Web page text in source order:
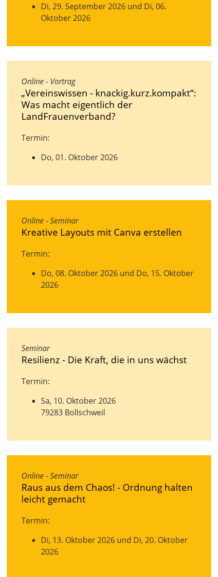
Di, 29. September 2026 und Di, 06.
Oktober 2026
Online - Vortrag
„Vereinswissen - knackig.kurz.kompakt“:
Was macht eigentlich der
LandFrauenverband?
Termin:
Do, 01. Oktober 2026
Online - Seminar
Kreative Layouts mit Canva erstellen
Termin:
Do, 08. Oktober 2026 und Do, 15. Oktober
2026
Seminar
Resilienz - Die Kraft, die in uns wächst
Termin:
Sa, 10. Oktober 2026
79283 Bollschweil
Online - Seminar
Raus aus dem Chaos! - Ordnung halten
leicht gemacht
Termin:
Di, 13. Oktober 2026 und Di, 20. Oktober
2026